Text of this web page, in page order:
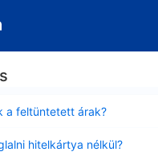
a feltüntetett árak?
hitelkártya nélkül?